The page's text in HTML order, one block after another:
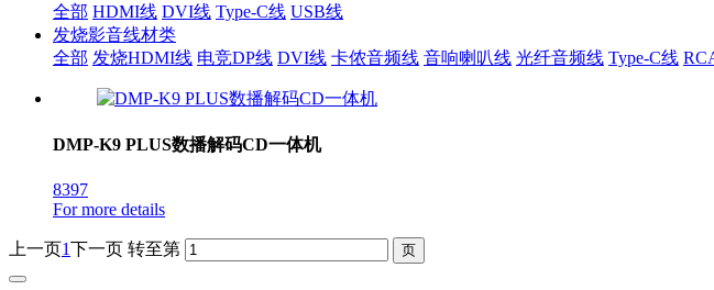
全部 HDMI线 DVI线 Type-C线 USB线
发烧影音线材类
全部 发烧HDMI线 电竞DP线 DVI线 卡侬音频线 音响喇叭线 光纤音频线 Type-C线
DMP-K9 PLUS数播解码CD一体机
8397
For more details
上一页1下一页 转至第